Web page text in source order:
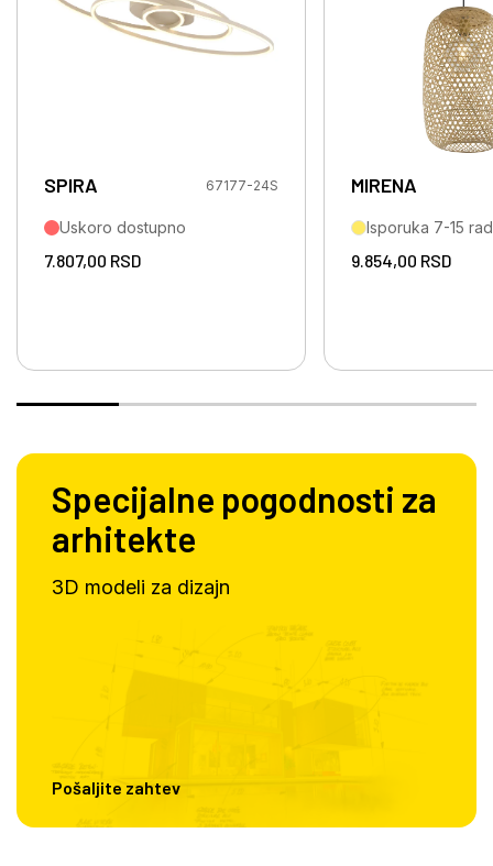
SPIRA 67177-24S
Uskoro dostupno
7.807,00 RSD
MIRENA
Isporuka 7-15
9.854,00 RSD
Specijalne pogodnosti za
arhitekte
3D modeli za dizajn
Pošaljite zahtev